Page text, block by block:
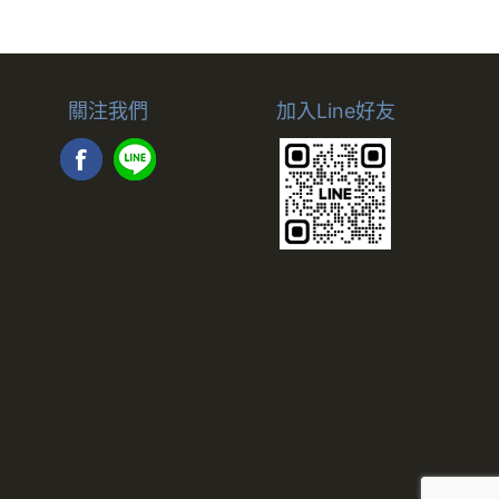
天配送完成。（預購品除
認後，三天內〈不含例假
商於約定配送時一併告
權益，本公司得取消訂
關注我們 加入Line好友